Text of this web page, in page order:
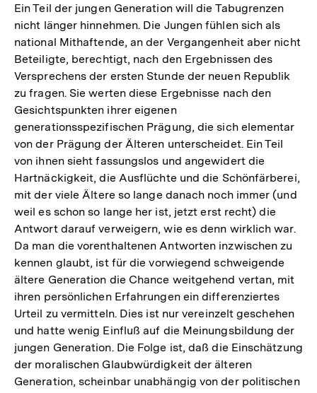
Ein Teil der jungen Generation will die Tabugrenzen
nicht länger hinnehmen. Die Jungen fühlen sich als
national Mithaftende, an der Vergangenheit aber nicht
Beteiligte, berechtigt, nach den Ergebnissen des
Versprechens der ersten Stunde der neuen Republik
zu fragen. Sie werten diese Ergebnisse nach den
Gesichtspunkten ihrer eigenen
generationsspezifischen Prägung, die sich elementar
von der Prägung der Älteren unterscheidet. Ein Teil
von ihnen sieht fassungslos und angewidert die
Hartnäckigkeit, die Ausflüchte und die Schönfärberei,
mit der viele Ältere so lange danach noch immer (und
weil es schon so lange her ist, jetzt erst recht) die
Antwort darauf verweigern, wie es denn wirklich war.
Da man die vorenthaltenen Antworten inzwischen zu
kennen glaubt, ist für die vorwiegend schweigende
ältere Generation die Chance weitgehend vertan, mit
ihren persönlichen Erfahrungen ein differenziertes
Urteil zu vermitteln. Dies ist nur vereinzelt geschehen
und hatte wenig Einfluß auf die Meinungsbildung der
jungen Generation. Die Folge ist, daß die Einschätzung
der moralischen Glaubwürdigkeit der älteren
Generation, scheinbar unabhängig von der politischen